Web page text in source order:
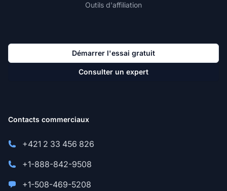
Outils d'affiliation
Démarrer l'essai gratuit
Consulter un expert
Contacts commerciaux
+421 2 33 456 826
+1-888-842-9508
+1-508-469-5208